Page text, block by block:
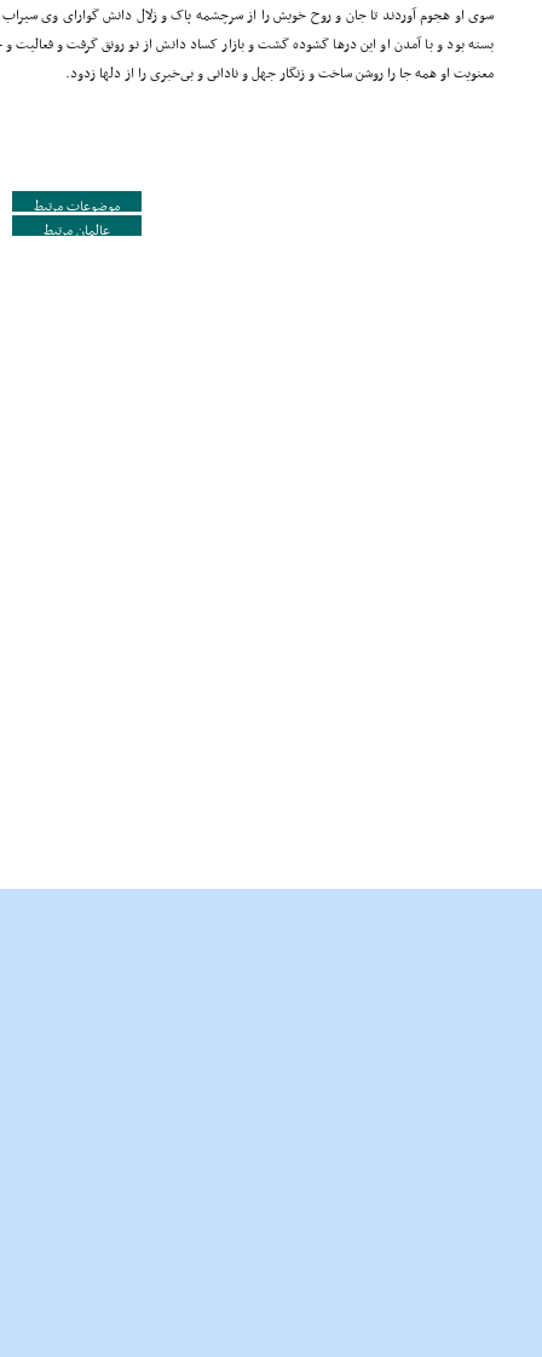
سوى او هجوم آوردند تا جان و روح خویش را از سرچشمه پاک و زلال دانش گواراى وى
بسته بود و با آمدن او این درها گشوده گشت و بازار کساد دانش از نو رونق گرفت و
معنویت او همه جا را روشن ساخت و زنگار جهل و نادانى و بى‌خبرى را از دلها زدود.
موضوعات مرتبط
عالمان مرتبط